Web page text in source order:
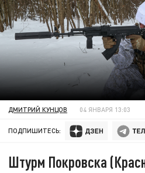
ДМИТРИЙ КУНЦОВ 04 ЯНВАРЯ 13:03
ПОДПИШИТЕСЬ:
Штурм Покровска